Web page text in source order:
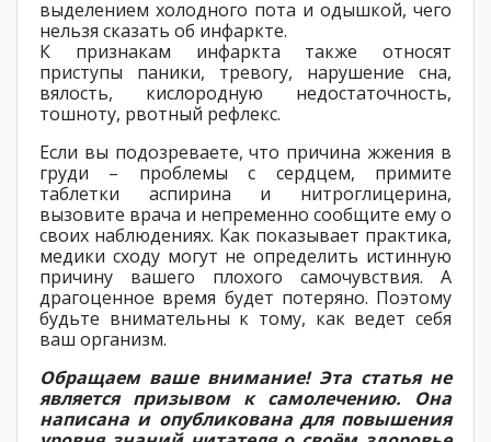
выделением холодного пота и одышкой, чего
нельзя сказать об инфаркте.
К признакам инфаркта также относят
приступы паники, тревогу, нарушение сна,
вялость, кислородную недостаточность,
тошноту, рвотный рефлекс.
Если вы подозреваете, что причина жжения в
груди – проблемы с сердцем, примите
таблетки аспирина и нитроглицерина,
вызовите врача и непременно сообщите ему о
своих наблюдениях. Как показывает практика,
медики сходу могут не определить истинную
причину вашего плохого самочувствия. А
драгоценное время будет потеряно. Поэтому
будьте внимательны к тому, как ведет себя
ваш организм.
Обращаем ваше внимание! Эта статья не
является призывом к самолечению. Она
написана и опубликована для повышения